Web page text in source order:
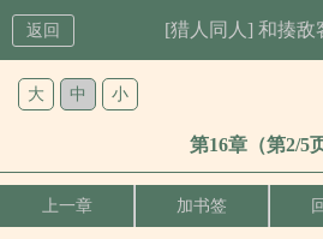
返回 [猎人同人] 和揍敌
大 中 小
第16章（第2/5
上一章 加书签